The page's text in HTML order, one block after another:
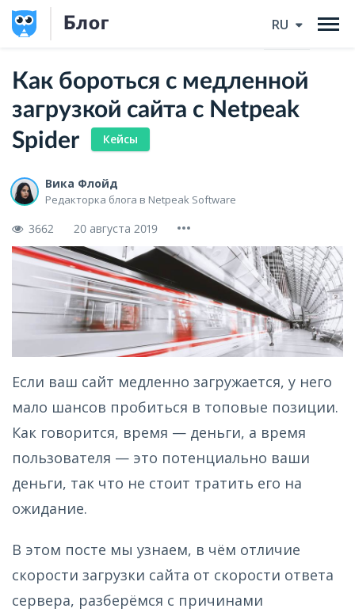
RU
Блог
Как бороться с медленной
загрузкой сайта с Netpeak
Spider
Кейсы
Вика Флойд
Редакторка блога в Netpeak Software
3662 20 августа 2019
Если ваш сайт медленно загружается, у него
мало шансов пробиться в топовые позиции.
Как говорится, время — деньги, а время
пользователя — это потенциально ваши
деньги, так что не стоит тратить его на
ожидание.
В этом посте мы узнаем, в чём отличие
скорости загрузки сайта от скорости ответа
сервера, разберёмся с причинами